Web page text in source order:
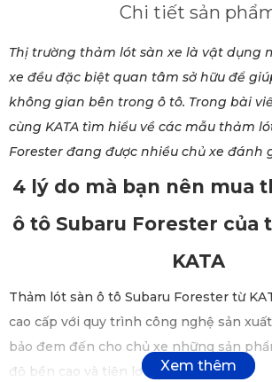
Chi tiết sản
Thị trường thảm lót sàn xe là vật dụng
xe đều đặc biệt quan tâm sở hữu để
không gian bên trong ô tô. Trong bài
cùng KATA tìm hiểu về các mẫu thảm
Forester đang được nhiều chủ xe đánh
4 lý do mà bạn nên mua
ô tô Subaru Forester của
KATA
Thảm lót sàn ô tô Subaru Forester từ
cao cấp với quy trình công nghệ sản
bảo đem đến cho chủ xe những sản
độ bền cao và tiện lợi nhất.